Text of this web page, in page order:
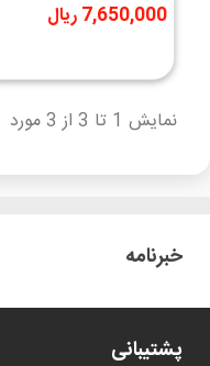
الکل شستشوی برد آسران
ASERAN P-1000.ISO
7,650,000 ریال
نمایش 1 تا 3 از 3 مورد
خبرنامه
پشتیبانی